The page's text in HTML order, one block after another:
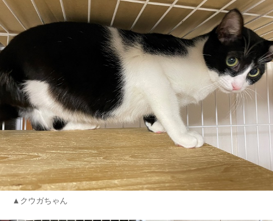
▲クウガちゃん